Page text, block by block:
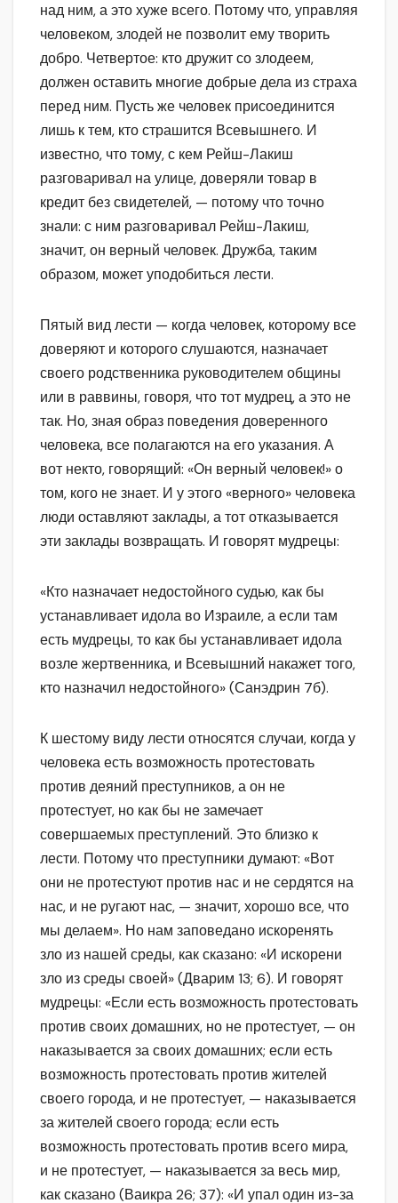
над ним, а это хуже всего. Потому что, управляя
человеком, злодей не позволит ему творить
добро. Четвертое: кто дружит со злодеем,
должен оставить многие добрые дела из страха
перед ним. Пусть же человек присоединится
лишь к тем, кто страшится Всевышнего. И
известно, что тому, с кем Рейш-Лакиш
разговаривал на улице, доверяли товар в
кредит без свидетелей, — потому что точно
знали: с ним разговаривал Рейш-Лакиш,
значит, он верный человек. Дружба, таким
образом, может уподобиться лести.
Пятый вид лести — когда человек, которому все
доверяют и которого слушаются, назначает
своего родственника руководителем общины
или в раввины, говоря, что тот мудрец, а это не
так. Но, зная образ поведения доверенного
человека, все полагаются на его указания. А
вот некто, говорящий: «Он верный человек!» о
том, кого не знает. И у этого «верного» человека
люди оставляют заклады, а тот отказывается
эти заклады возвращать. И говорят мудрецы:
«Кто назначает недостойного судью, как бы
устанавливает идола во Израиле, а если там
есть мудрецы, то как бы устанавливает идола
возле жертвенника, и Всевышний накажет того,
кто назначил недостойного» (Санэдрин 7б).
К шестому виду лести относятся случаи, когда у
человека есть возможность протестовать
против деяний преступников, а он не
протестует, но как бы не замечает
совершаемых преступлений. Это близко к
лести. Потому что преступники думают: «Вот
они не протестуют против нас и не сердятся на
нас, и не ругают нас, — значит, хорошо все, что
мы делаем». Но нам заповедано искоренять
зло из нашей среды, как сказано: «И искорени
зло из среды своей» (Дварим 13; 6). И говорят
мудрецы: «Если есть возможность протестовать
против своих домашних, но не протестует, — он
наказывается за своих домашних; если есть
возможность протестовать против жителей
своего города, и не протестует, — наказывается
за жителей своего города; если есть
возможность протестовать против всего мира,
и не протестует, — наказывается за весь мир,
как сказано (Ваикра 26; 37): «И упал один из-за